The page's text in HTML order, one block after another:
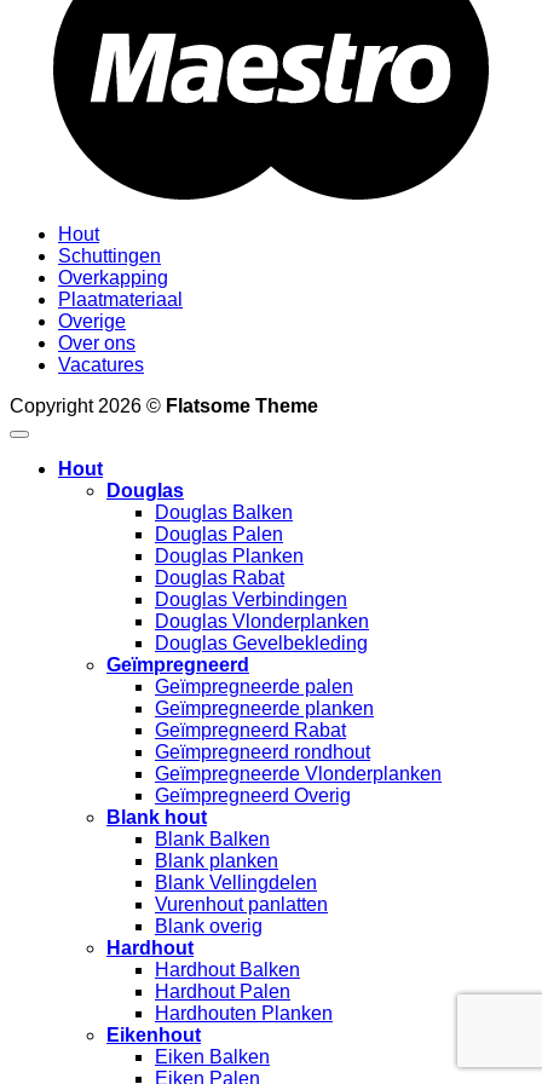
Hout
Schuttingen
Overkapping
Plaatmateriaal
Overige
Over ons
Vacatures
Copyright 2026 © Flatsome Theme
Hout
Douglas
Douglas Balken
Douglas Palen
Douglas Planken
Douglas Rabat
Douglas Verbindingen
Douglas Vlonderplanken
Douglas Gevelbekleding
Geïmpregneerd
Geïmpregneerde palen
Geïmpregneerde planken
Geïmpregneerd Rabat
Geïmpregneerd rondhout
Geïmpregneerde Vlonderplanken
Geïmpregneerd Overig
Blank hout
Blank Balken
Blank planken
Blank Vellingdelen
Vurenhout panlatten
Blank overig
Hardhout
Hardhout Balken
Hardhout Palen
Hardhouten Planken
Eikenhout
Eiken Balken
Eiken Palen